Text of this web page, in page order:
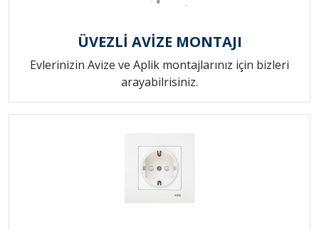
ÜVEZLİ AVİZE MONTAJI
Evlerinizin Avize ve Aplik montajlarınız için bizleri
arayabilrisiniz.